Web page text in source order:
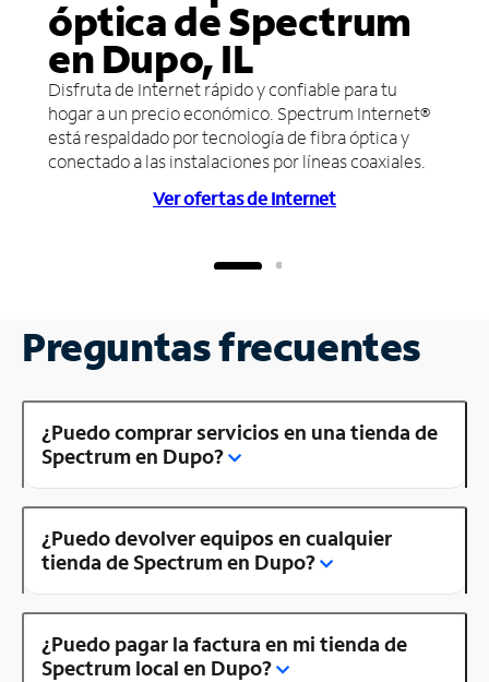
óptica de Spectrum
en Dupo, IL
Disfruta de Internet rápido y confiable para tu
hogar a un precio económico. Spectrum Internet®
está respaldado por tecnología de fibra óptica y
conectado a las instalaciones por líneas coaxiales.
Ver ofertas de Internet
Preguntas frecuentes
¿Puedo comprar servicios en una tienda de
Spectrum en Dupo?
¿Puedo devolver equipos en cualquier
tienda de Spectrum en Dupo?
¿Puedo pagar la factura en mi tienda de
Spectrum local en Dupo?